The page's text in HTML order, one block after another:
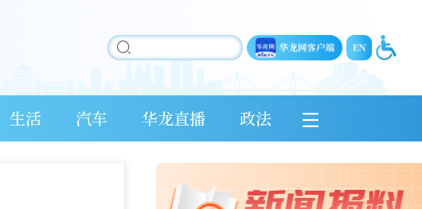
生活 汽车 华龙直播 政法